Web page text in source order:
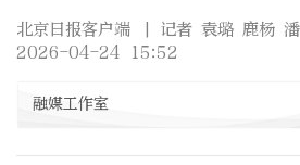
北京日报客户端
| 记者 袁璐 鹿杨
2026-04-24 15:52
融媒工作室